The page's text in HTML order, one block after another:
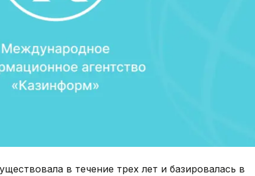
в течение трех лет и базировалась в